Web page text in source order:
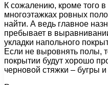
К сожалению, кроме того
многоэтажках ровных
найти. А ведь главное
пребывает в
укладки напольного
Если не выровнять полы,
покрытии будут хорошо
черновой стяжки – бугры